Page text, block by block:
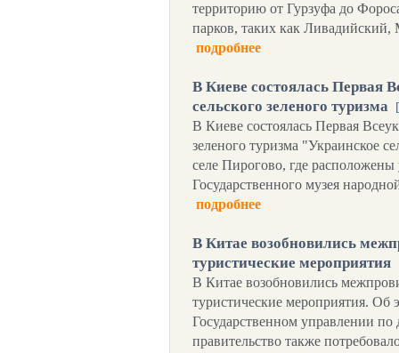
территорию от Гурзуфа до
парков, таких как
подробнее
В Киеве состоялась Первая
сельского зеленого туризма
В Киеве состоялась Первая
зеленого туризма "Украинское
селе Пирогово, где расположены
Государственного музея
подробнее
В Китае возобновились
туристические мероприятия
В Китае возобновились
туристические мероприятия.
Государственном управлении
правительство также